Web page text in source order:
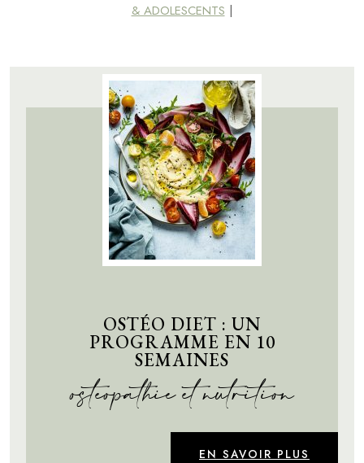
& ADOLESCENTS |
OSTÉO DIET : UN
PROGRAMME EN 10
SEMAINES
ostéopathie et nutrition
EN SAVOIR PLUS